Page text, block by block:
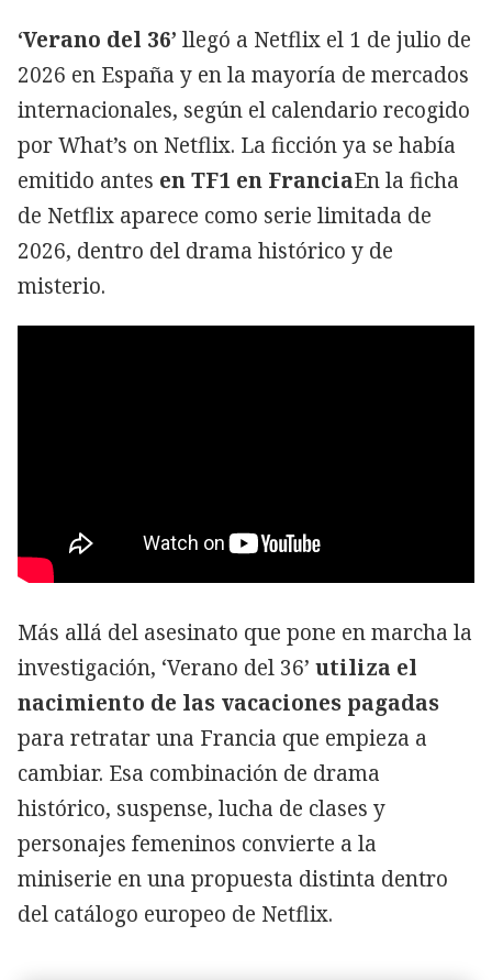
‘Verano del 36’ llegó a Netflix el 1 de julio de
2026 en España y en la mayoría de mercados
internacionales, según el calendario recogido
por What’s on Netflix. La ficción ya se había
emitido antes en TF1 en FranciaEn la ficha
de Netflix aparece como serie limitada de
2026, dentro del drama histórico y de
misterio.
Más allá del asesinato que pone en marcha la
investigación, ‘Verano del 36’ utiliza el
nacimiento de las vacaciones pagadas
para retratar una Francia que empieza a
cambiar. Esa combinación de drama
histórico, suspense, lucha de clases y
personajes femeninos convierte a la
miniserie en una propuesta distinta dentro
del catálogo europeo de Netflix.